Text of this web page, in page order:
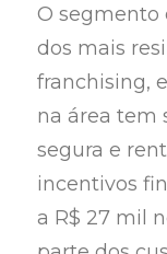
O segmento
dos mais
franchising,
na área tem
segura e
incentivos
a R$ 27 mil